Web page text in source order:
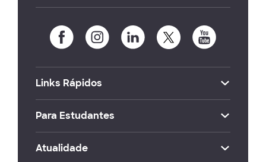
Links Rápidos
Para Estudantes
Atualidade